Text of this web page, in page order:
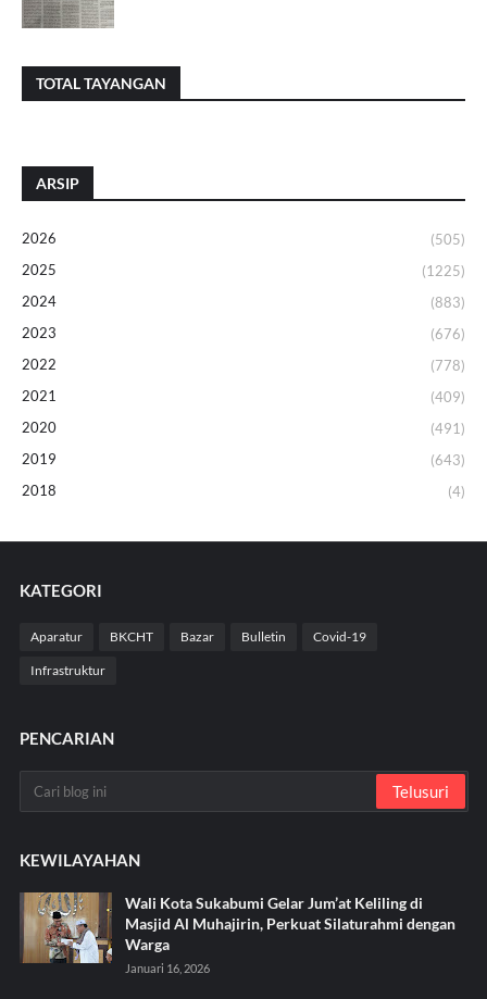
TOTAL TAYANGAN
ARSIP
2026
(505)
2025
(1225)
2024
(883)
2023
(676)
2022
(778)
2021
(409)
2020
(491)
2019
(643)
2018
(4)
KATEGORI
Aparatur BKCHT Bazar Bulletin Covid-19
Infrastruktur
PENCARIAN
KEWILAYAHAN
Wali Kota Sukabumi Gelar Jum’at Keliling di
Masjid Al Muhajirin, Perkuat Silaturahmi dengan
Warga
Januari 16, 2026